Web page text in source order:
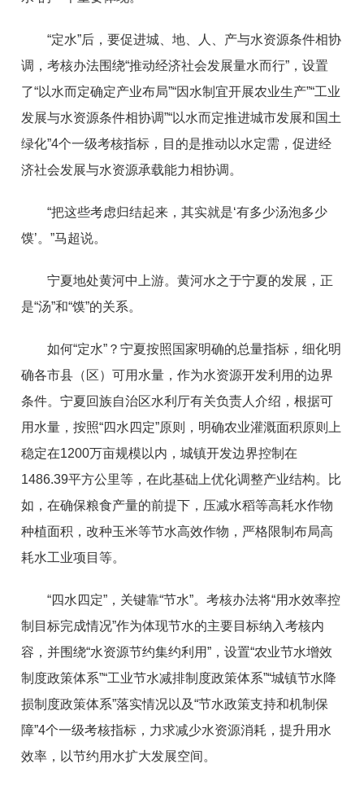
“定水”后，要促进城、地、人、产与水资源条件相协
调，考核办法围绕“推动经济社会发展量水而行”，设置
了“以水而定确定产业布局”“因水制宜开展农业生产”“工业
发展与水资源条件相协调”“以水而定推进城市发展和国土
绿化”4个一级考核指标，目的是推动以水定需，促进经
济社会发展与水资源承载能力相协调。
“把这些考虑归结起来，其实就是‘有多少汤泡多少
馍’。”马超说。
宁夏地处黄河中上游。黄河水之于宁夏的发展，正
是“汤”和“馍”的关系。
如何“定水”？宁夏按照国家明确的总量指标，细化明
确各市县（区）可用水量，作为水资源开发利用的边界
条件。宁夏回族自治区水利厅有关负责人介绍，根据可
用水量，按照“四水四定”原则，明确农业灌溉面积原则上
稳定在1200万亩规模以内，城镇开发边界控制在
1486.39平方公里等，在此基础上优化调整产业结构。比
如，在确保粮食产量的前提下，压减水稻等高耗水作物
种植面积，改种玉米等节水高效作物，严格限制布局高
耗水工业项目等。
“四水四定”，关键靠“节水”。考核办法将“用水效率控
制目标完成情况”作为体现节水的主要目标纳入考核内
容，并围绕“水资源节约集约利用”，设置“农业节水增效
制度政策体系”“工业节水减排制度政策体系”“城镇节水降
损制度政策体系”落实情况以及“节水政策支持和机制保
障”4个一级考核指标，力求减少水资源消耗，提升用水
效率，以节约用水扩大发展空间。